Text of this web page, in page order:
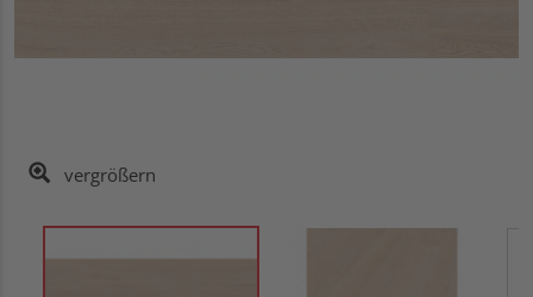
vergrößern